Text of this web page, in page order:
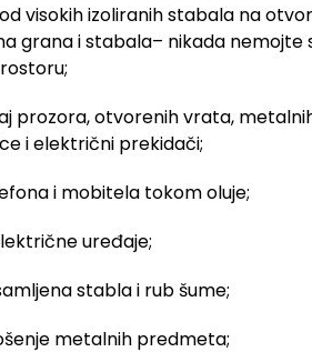
visokih izoliranih stabala na
grana i stabala– nikada nemojte
prozora, otvorenih vrata,
i električni prekidači;
i mobitela tokom oluje;
uređaje;
stabla i rub šume;
metalnih predmeta;